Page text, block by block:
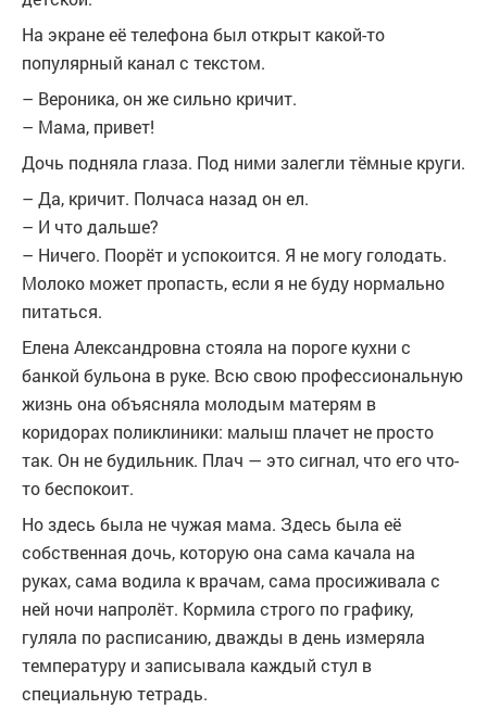
На экране её телефона был открыт какой-то
популярный канал с текстом.
– Вероника, он же сильно кричит.
– Мама, привет!
Дочь подняла глаза. Под ними залегли тёмные круги.
– Да, кричит. Полчаса назад он ел.
– И что дальше?
– Ничего. Поорёт и успокоится. Я не могу голодать.
Молоко может пропасть, если я не буду нормально
питаться.
Елена Александровна стояла на пороге кухни с
банкой бульона в руке. Всю свою профессиональную
жизнь она объясняла молодым матерям в
коридорах поликлиники: малыш плачет не просто
так. Он не будильник. Плач — это сигнал, что его что-
то беспокоит.
Но здесь была не чужая мама. Здесь была её
собственная дочь, которую она сама качала на
руках, сама водила к врачам, сама просиживала с
ней ночи напролёт. Кормила строго по графику,
гуляла по расписанию, дважды в день измеряла
температуру и записывала каждый стул в
специальную тетрадь.